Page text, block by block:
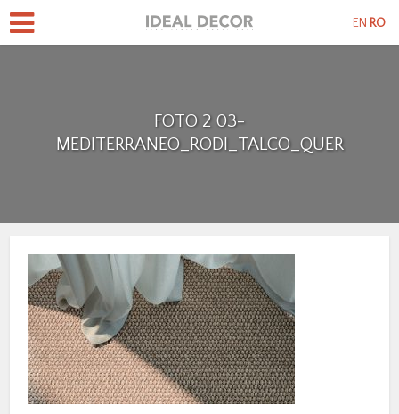
FOTO 2 03-
MEDITERRANEO_RODI_TALCO_QUER
EN RO